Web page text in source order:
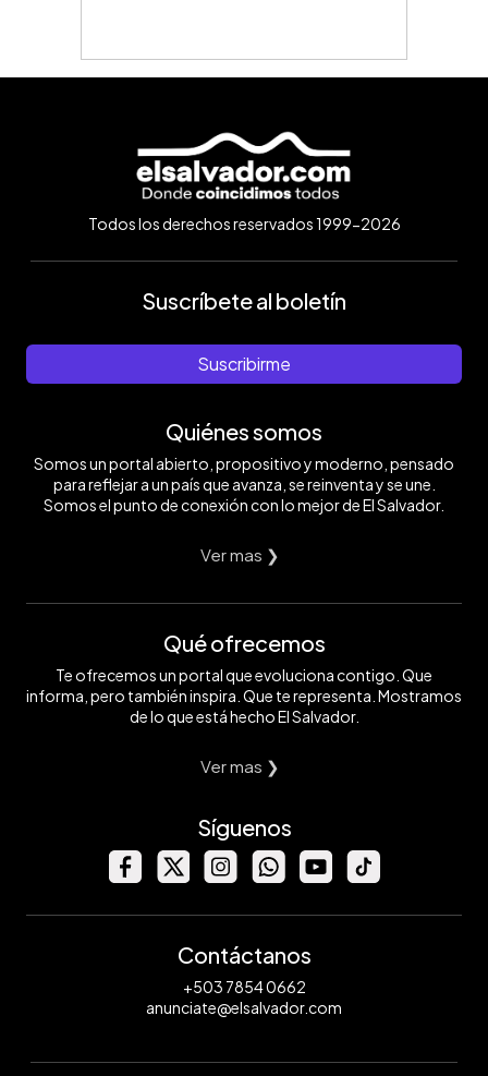
Todos los derechos reservados 1999-2026
Suscríbete al boletín
Suscribirme
Quiénes somos
Somos un portal abierto, propositivo y moderno, pensado
para reflejar a un país que avanza, se reinventa y se une.
Somos el punto de conexión con lo mejor de El Salvador.
Ver mas ❯
Qué ofrecemos
Te ofrecemos un portal que evoluciona contigo. Que
informa, pero también inspira. Que te representa. Mostramos
de lo que está hecho El Salvador.
Ver mas ❯
Síguenos
Contáctanos
+503 7854 0662
anunciate@elsalvador.com